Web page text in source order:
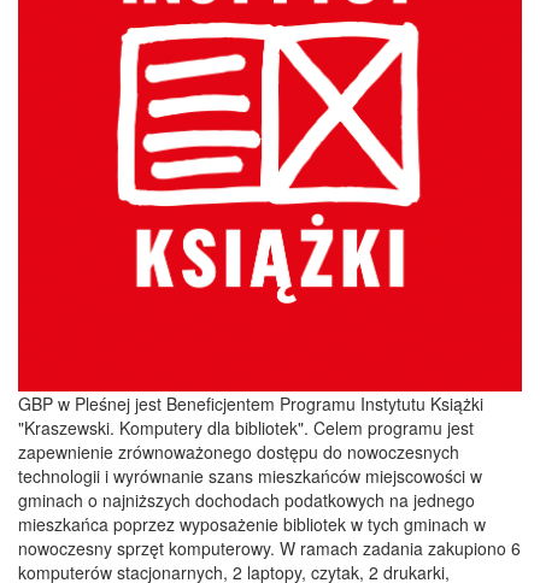
GBP w Pleśnej jest Beneficjentem Programu Instytutu Książki
"Kraszewski. Komputery dla bibliotek". Celem programu jest
zapewnienie zrównoważonego dostępu do nowoczesnych
technologii i wyrównanie szans mieszkańców miejscowości w
gminach o najniższych dochodach podatkowych na jednego
mieszkańca poprzez wyposażenie bibliotek w tych gminach w
nowoczesny sprzęt komputerowy. W ramach zadania zakupiono 6
komputerów stacjonarnych, 2 laptopy, czytak, 2 drukarki,